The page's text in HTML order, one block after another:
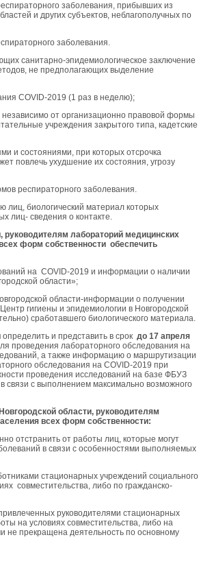
заболевания, прибывших из
и других субъектов, неблагополучных по
заболевания.
санитарно-эпидемиологическое заключение
не предполагающих выделение
COVID-2019 (1 раз в неделю);
от организационно правовой формы
учреждения закрытого типа, кадетские
и состояниями, при которых отсрочка
повлечь ухудшение их состояния, угрозу
респираторного заболевания.
лиц, биологический материал которых
лиц- сведения о контакте.
руководителям лабораторий медицинских
форм собственности обеспечить
на COVID-2019 и информации о наличии
области»;
области-информации о получении
гигиены и эпидемиологии в Новгородской
сработавшего биологического материала.
определить и представить в срок до 17 апреля
проведения лабораторного обследования на
а также информацию о маршрутизации
обследования на COVID-2019 при
проведения исследований на базе ФБУЗ
связи с выполнением максимально возможного
области, руководителям
всех форм собственности:
отстранить от работы лиц, которые могут
в связи с особенностями выполняемых
стационарных учреждений социального
совместительства, либо по гражданско-
руководителями стационарных
на условиях совместительства, либо на
не прекращена деятельность по основному